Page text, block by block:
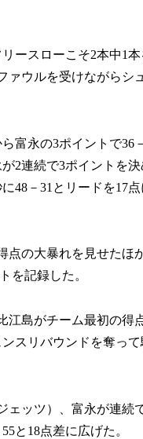
ースローこそ2本中1
ァウルを受けながら
富永の3ポイントで
2連続で3ポイントを
48－31とリードを17
の大暴れを見せたほ
を記録した。
江島がチーム最初の得
スリバウンドを奪っ
ェッツ）、富永が連
と18点差に広げた。